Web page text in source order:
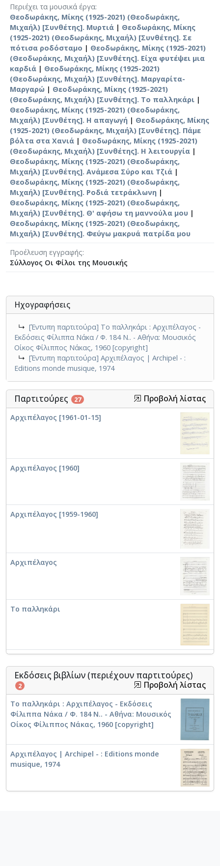
Περιέχει τα μουσικά έργα
Θεοδωράκης, Μίκης (1925-2021) (Θεοδωράκης,
Μιχαήλ) [Συνθέτης]. Μυρτιά | Θεοδωράκης, Μίκης
(1925-2021) (Θεοδωράκης, Μιχαήλ) [Συνθέτης]. Σε
πότισα ροδόσταμο | Θεοδωράκης, Μίκης (1925-2021)
(Θεοδωράκης, Μιχαήλ) [Συνθέτης]. Είχα φυτέψει μια
καρδιά | Θεοδωράκης, Μίκης (1925-2021)
(Θεοδωράκης, Μιχαήλ) [Συνθέτης]. Μαργαρίτα-
Μαργαρώ | Θεοδωράκης, Μίκης (1925-2021)
(Θεοδωράκης, Μιχαήλ) [Συνθέτης]. Το παλληκάρι |
Θεοδωράκης, Μίκης (1925-2021) (Θεοδωράκης,
Μιχαήλ) [Συνθέτης]. Η απαγωγή | Θεοδωράκης, Μίκης
(1925-2021) (Θεοδωράκης, Μιχαήλ) [Συνθέτης]. Πάμε
βόλτα στα Χανιά | Θεοδωράκης, Μίκης (1925-2021)
(Θεοδωράκης, Μιχαήλ) [Συνθέτης]. Η λειτουργία |
Θεοδωράκης, Μίκης (1925-2021) (Θεοδωράκης,
Μιχαήλ) [Συνθέτης]. Ανάμεσα Σύρο και Τζιά |
Θεοδωράκης, Μίκης (1925-2021) (Θεοδωράκης,
Μιχαήλ) [Συνθέτης]. Ροδιά τετράκλωνη |
Θεοδωράκης, Μίκης (1925-2021) (Θεοδωράκης,
Μιχαήλ) [Συνθέτης]. Θ' αφήσω τη μαννούλα μου |
Θεοδωράκης, Μίκης (1925-2021) (Θεοδωράκης,
Μιχαήλ) [Συνθέτης]. Φεύγω μακρυά πατρίδα μου
Προέλευση εγγραφής
Σύλλογος Οι Φίλοι της Μουσικής
Ηχογραφήσεις
↳ [Έντυπη παρτιτούρα] Το παλληκάρι : Αρχιπέλαγος -
Εκδόσεις Φίλιππα Νάκα / Φ. 184 Ν.. - Αθήνα: Μουσικός
Οίκος Φίλιππος Νάκας, 1960 [copyright]
↳ [Έντυπη παρτιτούρα] Αρχιπέλαγος | Archipel - :
Editions monde musique, 1974
Παρτιτούρες 27 Προβολή λίστας
Αρχιπέλαγος [1961-01-15]
Αρχιπέλαγος [1960]
Αρχιπέλαγος [1959-1960]
Αρχιπέλαγος
Το παλληκάρι
Η Μυρτιά
Εκδόσεις βιβλίων (περιέχουν παρτιτούρες)
2 Προβολή λίστας
Το παλληκάρι : Αρχιπέλαγος - Εκδόσεις
Φίλιππα Νάκα / Φ. 184 Ν.. - Αθήνα: Μουσικός
Οίκος Φίλιππος Νάκας, 1960 [copyright]
Αρχιπέλαγος | Archipel - : Editions monde
musique, 1974